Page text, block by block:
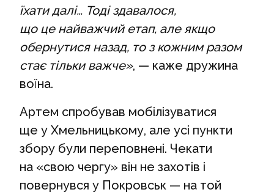
їхати далі… Тоді здавалося,
що це найважчий етап, але якщо
обернутися назад, то з кожним разом
стає тільки важче», — каже дружина
воїна.
Артем спробував мобілізуватися
ще у Хмельницькому, але усі пункти
збору були переповнені. Чекати
на «свою чергу» він не захотів і
повернувся у Покровськ — на той